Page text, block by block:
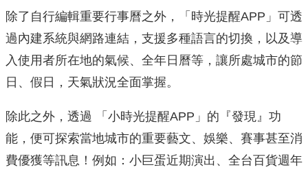
除了自行編輯重要行事曆之外，「時光提醒APP」可透
過內建系統與網路連結，支援多種語言的切換，以及導
入使用者所在地的氣候、全年日曆等，讓所處城市的節
日、假日，天氣狀況全面掌握。
除此之外，透過 「小時光提醒APP」的『發現』功
能，便可探索當地城市的重要藝文、娛樂、賽事甚至消
費優獲等訊息！例如：小巨蛋近期演出、全台百貨週年